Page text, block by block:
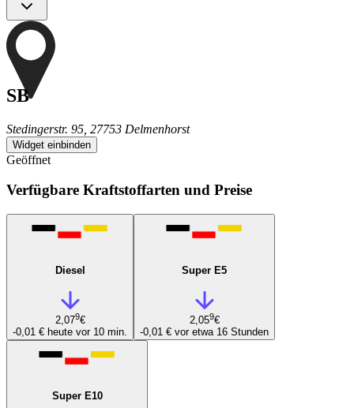
SB
Stedingerstr. 95, 27753 Delmenhorst
Widget einbinden
Geöffnet
Verfügbare Kraftstoffarten und Preise
Diesel
2,079€
-0,01 € heute vor 10 min.
Super E5
2,059€
-0,01 € vor etwa 16 Stunden
Super E10